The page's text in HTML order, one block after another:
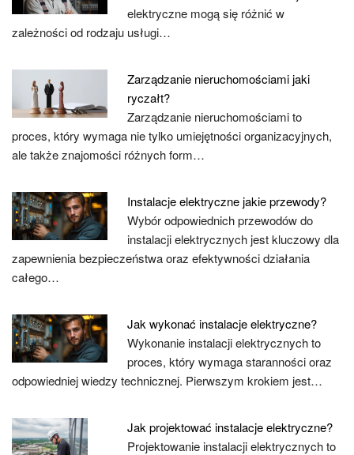
elektryczne mogą się różnić w
zależności od rodzaju usługi…
Zarządzanie nieruchomościami jaki
ryczałt?
Zarządzanie nieruchomościami to
proces, który wymaga nie tylko umiejętności organizacyjnych,
ale także znajomości różnych form…
Instalacje elektryczne jakie przewody?
Wybór odpowiednich przewodów do
instalacji elektrycznych jest kluczowy dla
zapewnienia bezpieczeństwa oraz efektywności działania
całego…
Jak wykonać instalacje elektryczne?
Wykonanie instalacji elektrycznych to
proces, który wymaga staranności oraz
odpowiedniej wiedzy technicznej. Pierwszym krokiem jest…
Jak projektować instalacje elektryczne?
Projektowanie instalacji elektrycznych to